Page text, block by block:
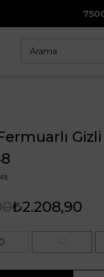
7500₺ ve Üzeri
₺2.208,90